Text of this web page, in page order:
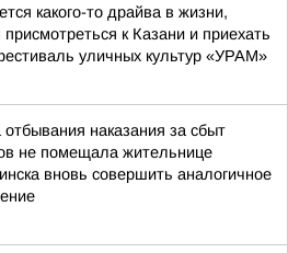
какого-то драйва в жизни,
присмотреться к Казани и приехать
уличных культур «УРАМ»
отбывания наказания за сбыт
не помещала жительнице
вновь совершить аналогичное